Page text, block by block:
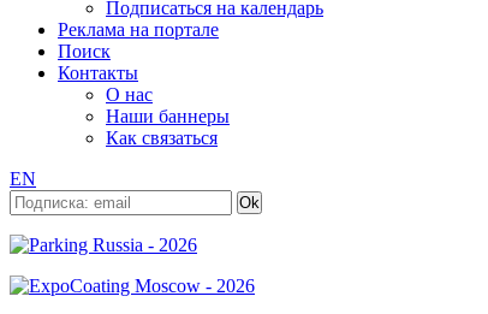
Подписаться на календарь
Реклама на портале
Поиск
Контакты
О нас
Наши баннеры
Как связаться
EN